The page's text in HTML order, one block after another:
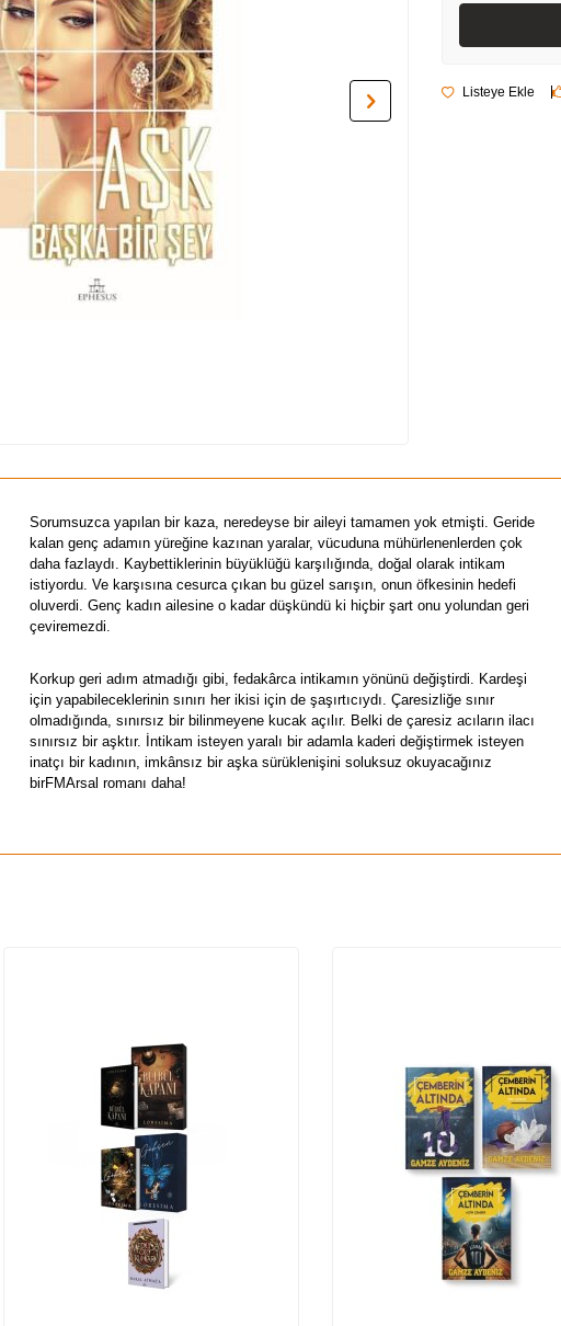
Listeye Ekle
Sorumsuzca yapılan bir kaza, neredeyse bir aileyi tamamen yok etmişti. Geride
kalan genç adamın yüreğine kazınan yaralar, vücuduna mühürlenenlerden çok
daha fazlaydı. Kaybettiklerinin büyüklüğü karşılığında, doğal olarak intikam
istiyordu. Ve karşısına cesurca çıkan bu güzel sarışın, onun öfkesinin hedefi
oluverdi. Genç kadın ailesine o kadar düşkündü ki hiçbir şart onu yolundan geri
çeviremezdi.
Korkup geri adım atmadığı gibi, fedakârca intikamın yönünü değiştirdi. Kardeşi
için yapabileceklerinin sınırı her ikisi için de şaşırtıcıydı. Çaresizliğe sınır
olmadığında, sınırsız bir bilinmeyene kucak açılır. Belki de çaresiz acıların ilacı
sınırsız bir aşktır. İntikam isteyen yaralı bir adamla kaderi değiştirmek isteyen
inatçı bir kadının, imkânsız bir aşka sürüklenişini soluksuz okuyacağınız
birFMArsal romanı daha!